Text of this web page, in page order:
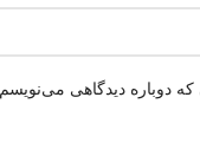
دوباره دیدگاهی می‌نویسم.